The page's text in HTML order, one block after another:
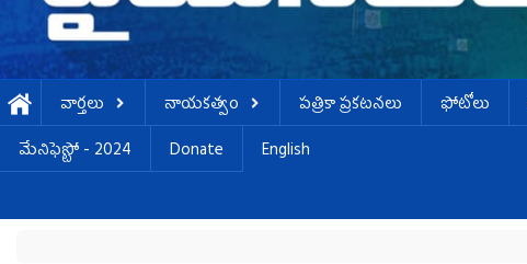
వార్తలు నాయకత్వం పత్రికా ప్రకటనలు ఫోటోలు
మేనిఫెస్టో - 2024
Donate English